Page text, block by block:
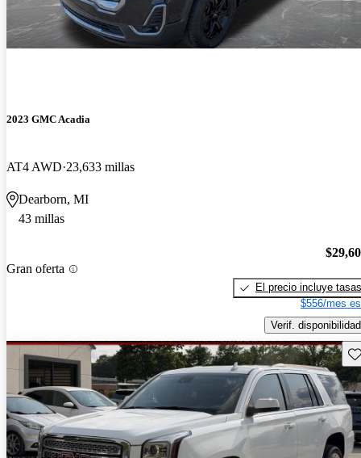
2023 GMC Acadia
AT4 AWD 23,633 millas
Dearborn, MI
43 millas
Gran oferta
El precio incluye tasas
$556/mes
Verif. disponibilidad